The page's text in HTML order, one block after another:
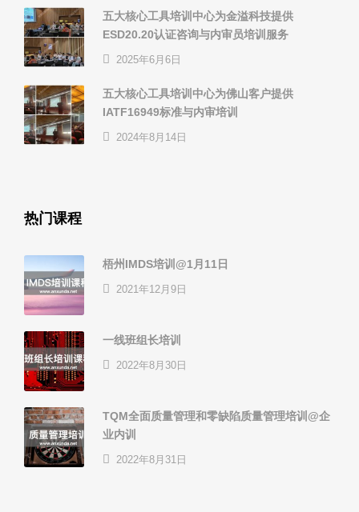
五大核心工具培训中心为金溢科技提供
ESD20.20认证咨询与内审员培训服务
2025年6月6日
五大核心工具培训中心为佛山客户提供
IATF16949标准与内审培训
2024年8月14日
热门课程
梧州IMDS培训@1月11日
2021年12月9日
一线班组长培训
2022年8月30日
TQM全面质量管理和零缺陷质量管理培训@企
业内训
2022年8月31日